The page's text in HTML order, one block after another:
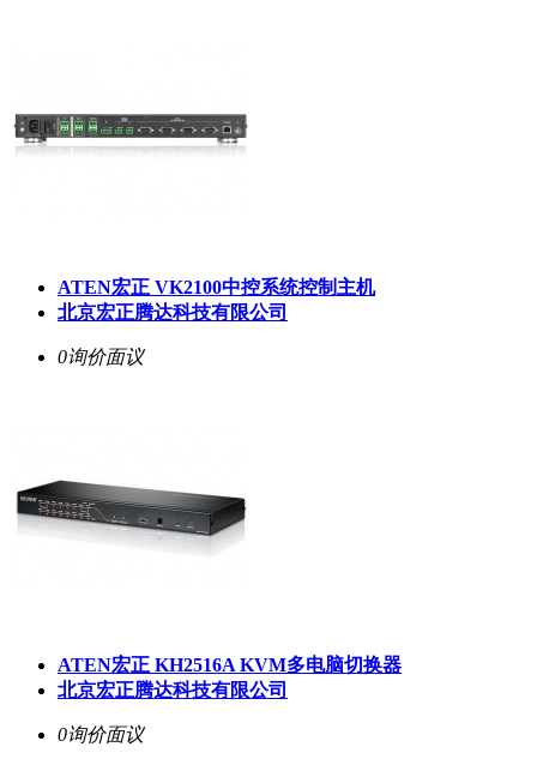
ATEN宏正 VK2100中控系统控制主机
北京宏正腾达科技有限公司
0询价面议
ATEN宏正 KH2516A KVM多电脑切换器
北京宏正腾达科技有限公司
0询价面议